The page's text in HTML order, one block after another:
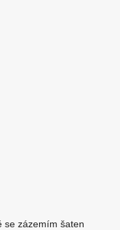
se zázemím šaten